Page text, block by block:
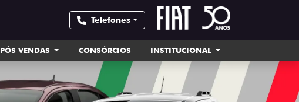
Telefones
PÓS VENDAS CONSÓRCIOS INSTITUCIONAL